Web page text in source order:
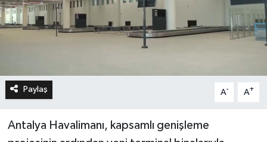
Paylaş A- A+
Antalya Havalimanı, kapsamlı genişleme